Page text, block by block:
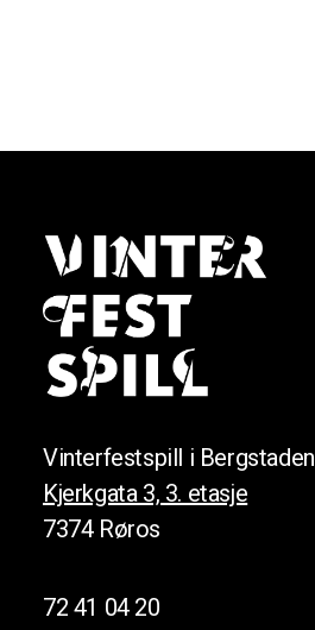
Vinterfestspill i Bergstaden
Kjerkgata 3, 3. etasje
7374 Røros
72 41 04 20